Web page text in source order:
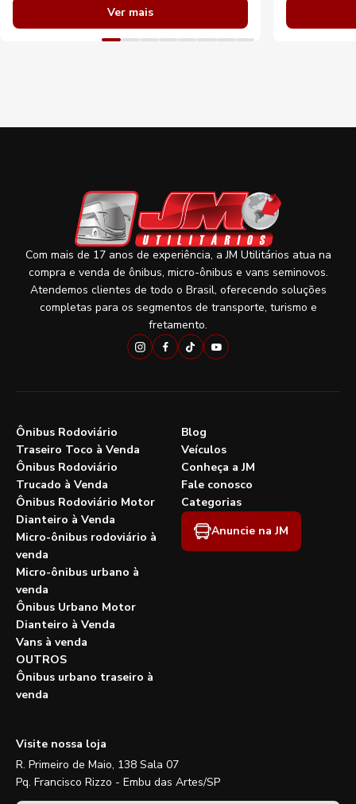
Ver mais
Com mais de 17 anos de experiência, a JM Utilitários atua na
compra e venda de ônibus, micro-ônibus e vans seminovos.
Atendemos clientes de todo o Brasil, oferecendo soluções
completas para os segmentos de transporte, turismo e
fretamento.
Ônibus Rodoviário
Traseiro Toco à Venda
Ônibus Rodoviário
Trucado à Venda
Ônibus Rodoviário Motor
Dianteiro à Venda
Micro-ônibus rodoviário à
venda
Micro-ônibus urbano à
venda
Ônibus Urbano Motor
Dianteiro à Venda
Vans à venda
OUTROS
Ônibus urbano traseiro à
venda
Blog
Veículos
Conheça a JM
Fale conosco
Categorias
Anuncie na JM
Visite nossa loja
R. Primeiro de Maio, 138 Sala 07
Pq. Francisco Rizzo - Embu das Artes/SP